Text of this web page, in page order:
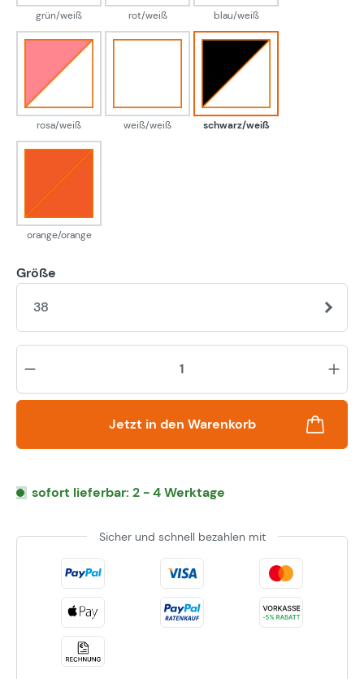
grün/weiß rot/weiß blau/weiß
rosa/weiß
rosa/weiß weiß/weiß schwarz/weiß
orange/orange
Größe
38
Jetzt in den Warenkorb
sofort lieferbar: 2 - 4 Werktage
Sicher und schnell bezahlen mit